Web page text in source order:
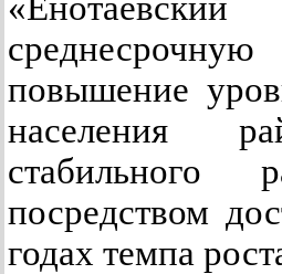
среднесрочную
повышение
населения
стабильного
посредством
годах темпа